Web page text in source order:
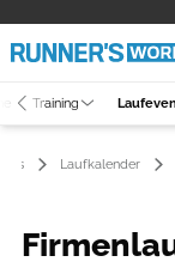
Training
Laufkalender